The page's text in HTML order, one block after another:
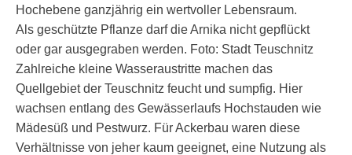
Hochebene ganzjährig ein wertvoller Lebensraum.
Als geschützte Pflanze darf die Arnika nicht gepflückt
oder gar ausgegraben werden. Foto: Stadt Teuschnitz
Zahlreiche kleine Wasseraustritte machen das
Quellgebiet der Teuschnitz feucht und sumpfig. Hier
wachsen entlang des Gewässerlaufs Hochstauden wie
Mädesüß und Pestwurz. Für Ackerbau waren diese
Verhältnisse von jeher kaum geeignet, eine Nutzung als